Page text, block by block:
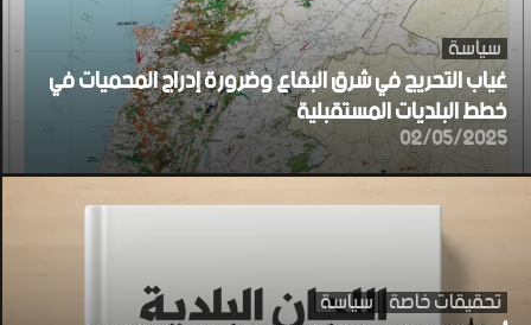
سياسة
غياب التحريج في شرق البقاع وضرورة إدراج المحميات في
خطط البلديات المستقبلية
02/05/2025
تحقيقات خاصة سياسة